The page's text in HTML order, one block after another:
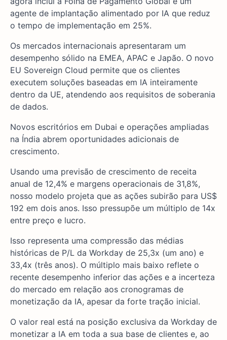
agente de implantação alimentado por IA que reduz
o tempo de implementação em 25%.
Os mercados internacionais apresentaram um
desempenho sólido na EMEA, APAC e Japão. O novo
EU Sovereign Cloud permite que os clientes
executem soluções baseadas em IA inteiramente
dentro da UE, atendendo aos requisitos de soberania
de dados.
Novos escritórios em Dubai e operações ampliadas
na Índia abrem oportunidades adicionais de
crescimento.
Usando uma previsão de crescimento de receita
anual de 12,4% e margens operacionais de 31,8%,
nosso modelo projeta que as ações subirão para US$
192 em dois anos. Isso pressupõe um múltiplo de 14x
entre preço e lucro.
Isso representa uma compressão das médias
históricas de P/L da Workday de 25,3x (um ano) e
33,4x (três anos). O múltiplo mais baixo reflete o
recente desempenho inferior das ações e a incerteza
do mercado em relação aos cronogramas de
monetização da IA, apesar da forte tração inicial.
O valor real está na posição exclusiva da Workday de
monetizar a IA em toda a sua base de clientes e, ao